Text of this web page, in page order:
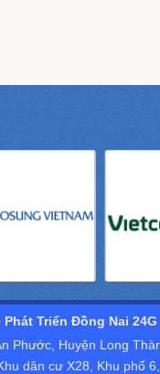
Triển Đồng Nai 24G
Phước, Huyện Long
dân cư X28, Khu phố